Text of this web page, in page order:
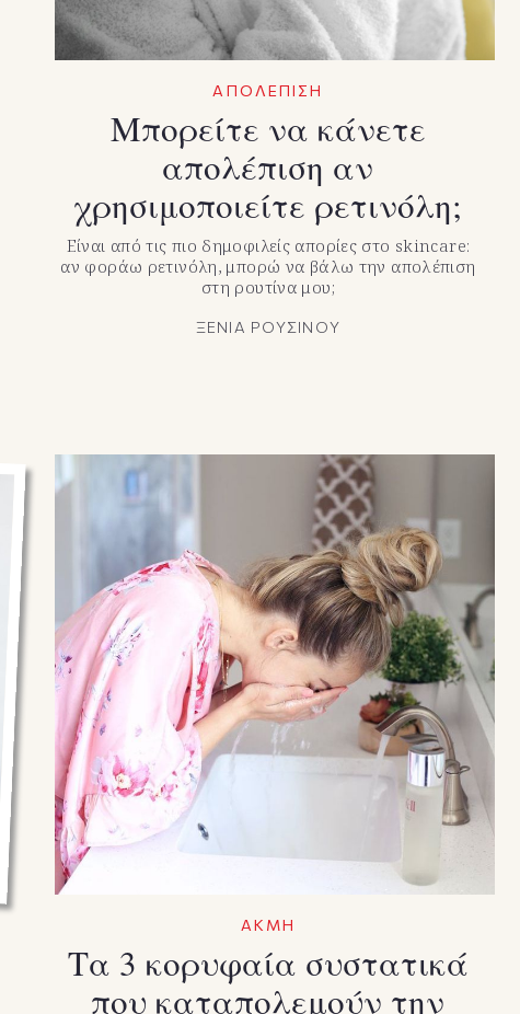
ΑΠΟΛΕΠΙΣΗ
Μπορείτε να κάνετε
απολέπιση αν
χρησιμοποιείτε ρετινόλη;
Είναι από τις πιο δημοφιλείς απορίες στο skincare:
αν φοράω ρετινόλη, μπορώ να βάλω την απολέπιση
στη ρουτίνα μου;
ΞΕΝΙΑ ΡΟΥΣΙΝΟΥ
ΑΚΜΗ
Τα 3 κορυφαία συστατικά
που καταπολεμούν την